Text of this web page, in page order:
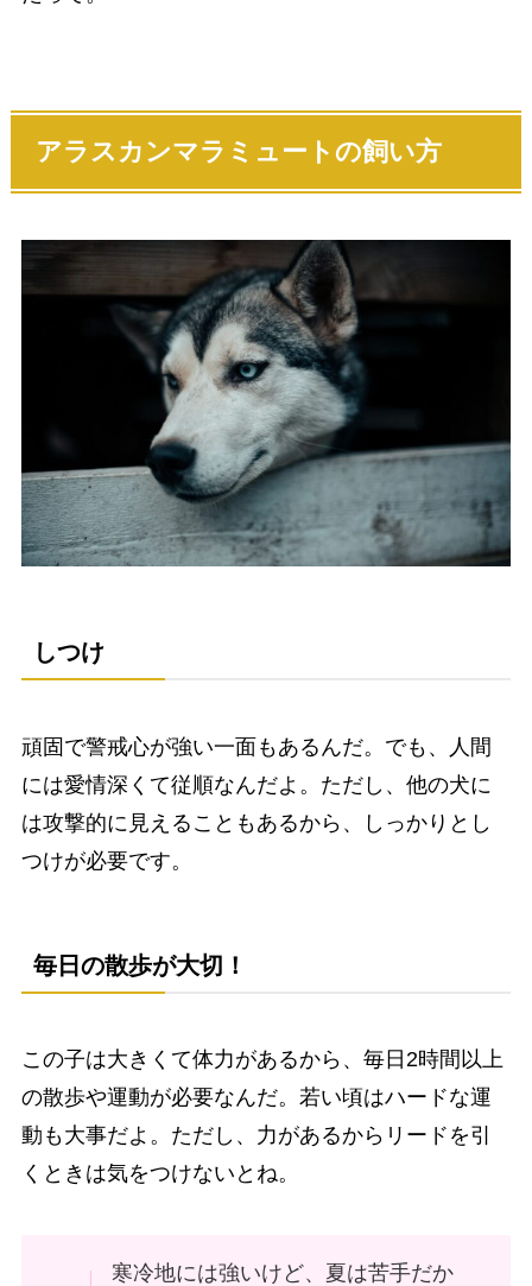
アラスカンマラミュートの飼い方
しつけ
頑固で警戒心が強い一面もあるんだ。でも、人間
には愛情深くて従順なんだよ。ただし、他の犬に
は攻撃的に見えることもあるから、しっかりとし
つけが必要です。
毎日の散歩が大切！
この子は大きくて体力があるから、毎日2時間以上
の散歩や運動が必要なんだ。若い頃はハードな運
動も大事だよ。ただし、力があるからリードを引
くときは気をつけないとね。
寒冷地には強いけど、夏は苦手だか